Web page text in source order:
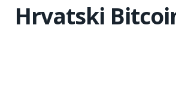
Hrvatski